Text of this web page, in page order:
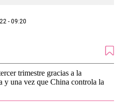
- 09:20
trimestre gracias a la
y una vez que China controla la